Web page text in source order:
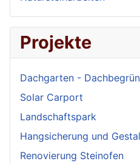
Projekte
Dachgarten -
Solar Carport
Landschaftspark
Hangsicherung und
Renovierung Steinofen